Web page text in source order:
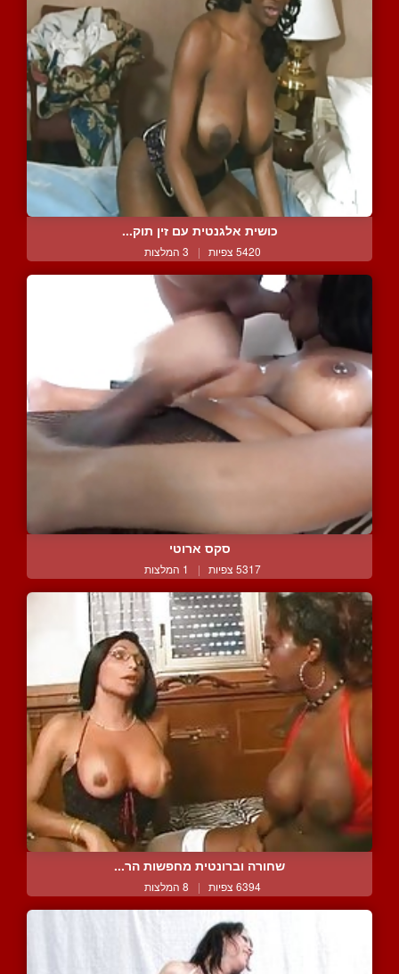
כושית אלגנטית עם זין תוק...
5420 צפיות | 3 המלצות
סקס ארוטי
5317 צפיות | 1 המלצות
שחורה וברונטית מחפשות הר...
6394 צפיות | 8 המלצות